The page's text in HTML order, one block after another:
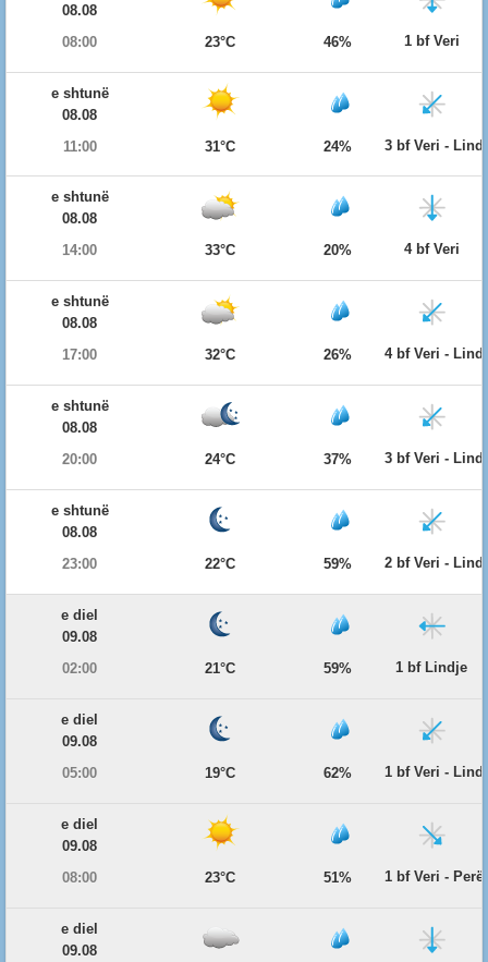
08.08
08:00
23°C 46% 1 bf Veri
e shtunë
08.08
11:00
31°C 24% 3 bf Veri -
e shtunë
08.08
14:00
33°C 20% 4 bf Veri
e shtunë
08.08
17:00
32°C 26% 4 bf Veri -
e shtunë
08.08
20:00
24°C 37% 3 bf Veri -
e shtunë
08.08
23:00
22°C 59% 2 bf Veri -
e diel
09.08
02:00
21°C 59% 1 bf Lindje
e diel
09.08
05:00
19°C 62% 1 bf Veri -
e diel
09.08
08:00
23°C 51% 1 bf Veri -
e diel
09.08